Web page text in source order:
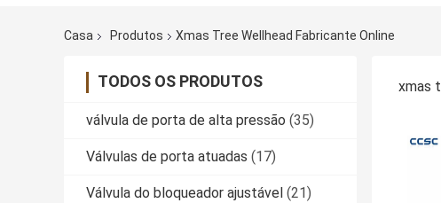
Casa Produtos Xmas Tree Wellhead Fabricante Online
TODOS OS PRODUTOS
válvula de porta de alta pressão (35)
Válvulas de porta atuadas (17)
Válvula do bloqueador ajustável (21)
xmas